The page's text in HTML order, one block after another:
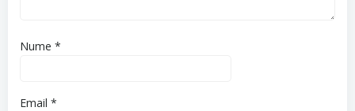
Nume *
Email *